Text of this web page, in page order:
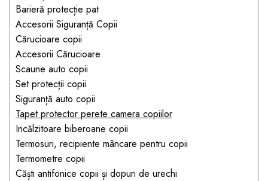
Produse de protecție
mobilier industrial
Bandă avertizare
Cărucioare copii
Accesorii Cărucioare
Set protecții copii
Scaune auto copii
Siguranță auto copii
Tapet protector perete
camera copiilor
Incălzitoare biberoane
copii
Jocuri de familie sau grup
Masinute, avioane,
motociclete
Jocuri de pictura si desen
Jucarii muzicale
Jucării educative copii
Biciclete și Triciclete
Barieră protecție pat
Accesorii Siguranță Copii
Cărucioare copii
Accesorii Cărucioare
Scaune auto copii
Set protecții copii
Siguranță auto copii
Tapet protector perete camera copiilor
Incălzitoare biberoane copii
Termosuri, recipiente mâncare pentru copii
Termometre copii
Căști antifonice copii și dopuri de urechi